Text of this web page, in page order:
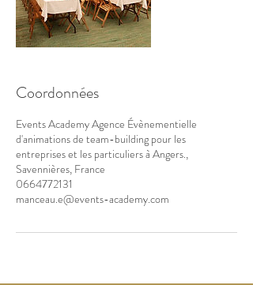
Coordonnées
Events Academy Agence Évènementielle
d'animations de team-building pour les
entreprises et les particuliers à Angers.,
Savennières, France
0664772131
manceau.e@events-academy.com